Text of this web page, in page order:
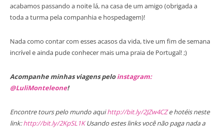
acabamos passando a noite lá, na casa de um amigo (obrigada a
toda a turma pela companhia e hospedagem)!
Nada como contar com esses acasos da vida, tive um fim de semana
incrível e ainda pude conhecer mais uma praia de Portugal! ;)
Acompanhe minhas viagens peloinstagram:
@LuliMonteleone!
Encontre tours pelo mundo aquihttp://bit.ly/2JZw4CZe hotéis neste
link:http://bit.ly/2KpSL1KUsando estes links você não paga nada a